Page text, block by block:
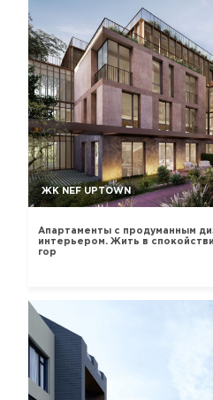
ЖК NEF UPTOWN
Апартаменты с продуманным
интерьером. Жить в
гор